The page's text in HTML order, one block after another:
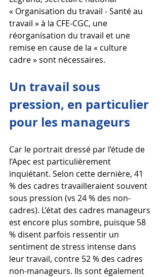
« Organisation du travail - Santé au
travail » à la CFE-CGC, une
réorganisation du travail et une
remise en cause de la « culture
cadre » sont nécessaires.
Un travail sous
pression, en particulier
pour les manageurs
Car le portrait dressé par l’étude de
l’Apec est particulièrement
inquiétant. Selon cette dernière, 41
% des cadres travailleraient souvent
sous pression (vs 24 % des non-
cadres). L’état des cadres manageurs
est encore plus sombre, puisque 58
% disent parfois ressentir un
sentiment de stress intense dans
leur travail, contre 52 % des cadres
non-manageurs. Ils sont également